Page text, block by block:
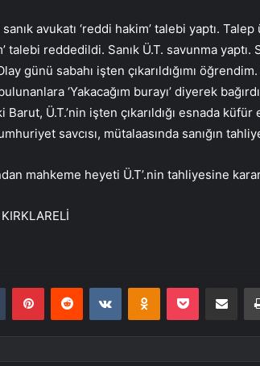
avukatı ‘reddi hakim’ talebi yaptı.
talebi reddedildi. Sanık Ü.T. savunma yaptı.
günü sabahı işten çıkarıldığımı
‘Yakacağım burayı’ diyerek
Ü.T.’nin işten çıkarıldığı esnada küfür
savcısı, mütalaasında sanığın
mahkeme heyeti Ü.T’.nin tahliyesine
Tumblr PinterestReddit VKontakteOdnoklassniki
Pocket E-Posta